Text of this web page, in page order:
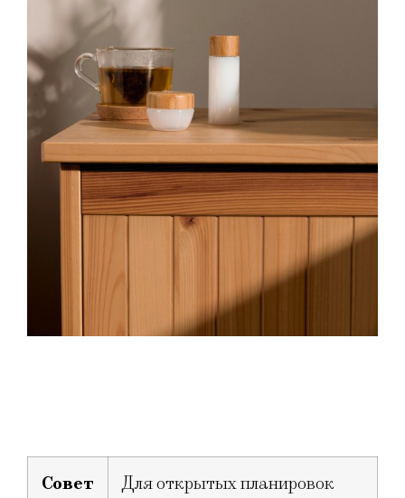
Совет
Для открытых планировок